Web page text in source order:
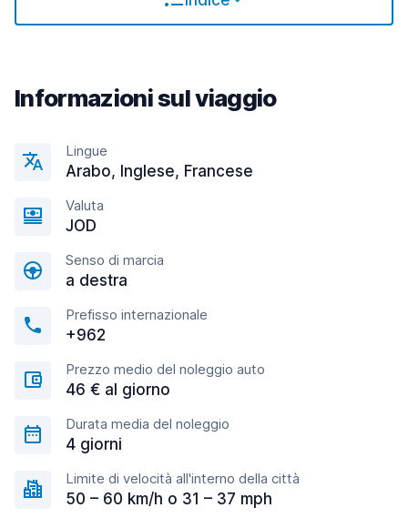
Informazioni sul viaggio
Lingue
Arabo, Inglese, Francese
Valuta
JOD
Senso di marcia
a destra
Prefisso internazionale
+962
Prezzo medio del noleggio auto
46 € al giorno
Durata media del noleggio
4 giorni
Limite di velocità all'interno della città
50 – 60 km/h o 31 – 37 mph